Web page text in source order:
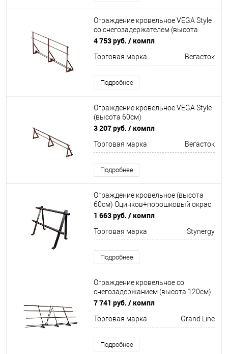
Ограждение кровельное VEGA Style
со снегозадержателем (высота
90см) Оцинков+порошковый окрас
4 753 руб. / компл
Торговая марка Вегасток
Подробнее
Ограждение кровельное VEGA Style
(высота 60см)
Оцинков+порошковый окрас
3 207 руб. / компл
Торговая марка Вегасток
Подробнее
Ограждение кровельное (высота
60см) Оцинков+порошковый окрас
2000мм Stynergy
1 663 руб. / компл
Торговая марка Stynergy
Подробнее
Ограждение кровельное со
снегозадержанием (высота 120см)
Оцинков+порошковый окрас
7 741 руб. / компл
Торговая марка Grand Line
Подробнее